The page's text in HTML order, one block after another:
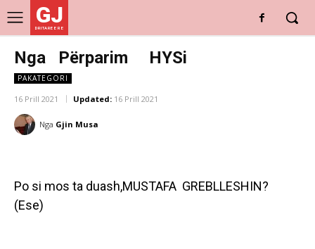
GJ
DRITARE E RE
Nga Përparim HYSi
PAKATEGORI
16 Prill 2021 Updated: 16 Prill 2021
Nga Gjin Musa
Po si mos ta duash,MUSTAFA GREBLLESHIN?
(Ese)